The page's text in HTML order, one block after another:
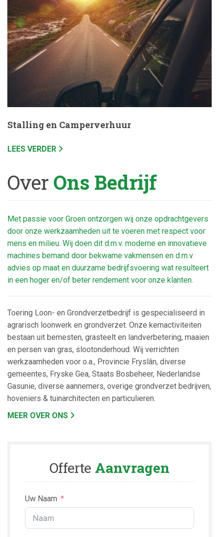
Stalling en Camperverhuur
LEES VERDER
OverOns Bedrijf
Met passie voor Groen ontzorgen wij onze opdrachtgevers
door onze werkzaamheden uit te voeren met respect voor
mens en milieu. Wij doen dit d.m.v. moderne en innovatieve
machines bemand door bekwame vakmensen en d.m.v.
advies op maat en duurzame bedrijfsvoering wat resulteert
in een hoger en/of beter rendement voor onze klanten.
Toering Loon- en Grondverzetbedrijf is gespecialiseerd in
agrarisch loonwerk en grondverzet. Onze kernactiviteiten
bestaan uit bemesten, grasteelt en landverbetering, maaien
en persen van gras, slootonderhoud. Wij verrichten
werkzaamheden voor o.a., Provincie Fryslân, diverse
gemeentes, Fryske Gea, Staats Bosbeheer, Nederlandse
Gasunie, diverse aannemers, overige grondverzet bedrijven,
hoveniers & tuinarchitecten en particulieren.
MEER OVER ONS
Offerte Aanvragen
Uw Naam